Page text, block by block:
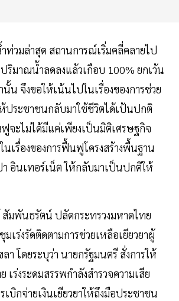
ท่วมล่าสุด สถานการณ์เริ่มคลี่คลายไป
ริมาณน้ำลดลงแล้วเกือบ 100% ยกเว้น
น จึงขอให้เน้นไปในเรื่องของการช่วย
ระชาชนกลับมาใช้ชีวิตได้เป้นปกติ
ฟูจะไม่ได้มีแค่เพียงเป็นมิติเศรษฐกิจ
นเรื่องของการฟื้นฟูโครงสร้างพื้นฐาน
อินเทอร์เน็ต ให้กลับมาเป็นปกติให้
มพันธรัตน์ ปลัดกระทรวงมหาดไทย
เร่งรัดติดตามการช่วยเหลือเยียวยาผู้
า โดยระบุว่า นายกรัฐมนตรี สั่งการให้
เร่งระดมสรรพกำลังสำรวจความเสีย
เบิกจ่ายเงินเยียวยาให้ถึงมือประชาชน